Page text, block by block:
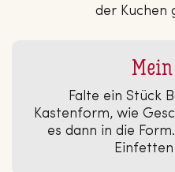
der Kuchen
Falte ein Stück
Kastenform, wie
es dann in die